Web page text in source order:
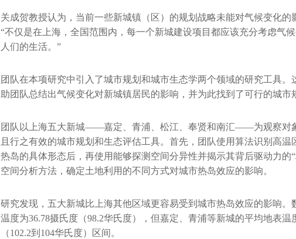
关成贺教授认为，当前一些新城镇（区）的规划战略未能对气候变化的
“不仅是在上海，全国范围内，每一个新城建设项目都应该充分考虑气
人们的生活。”
团队在本项研究中引入了城市规划和城市生态学两个领域的研究工具。
助团队总结出气候变化对新城镇居民的影响，并为此找到了可行的城市
团队以上海五大新城——嘉定、青浦、松江、奉贤和南汇——为观察对
且行之有效的城市规划和生态评估工具。首先，团队使用算法识别高温
热岛的具体形态后，再使用能够探测空间分异性并揭示其背后驱动力的“
空间分析方法，确定土地利用的不同方式对城市热岛效应的影响。
研究发现，五大新城比上海其他区域更容易受到城市热岛效应的影响。
温度为36.78摄氏度（98.2华氏度），但嘉定、青浦等新城的平均地表温
（102.2到104华氏度）区间。